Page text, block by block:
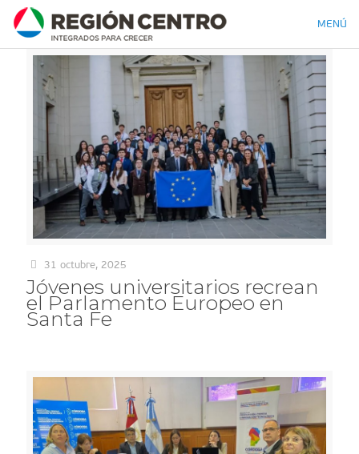
MENÚ
31 octubre, 2025
Jóvenes universitarios recrean
el Parlamento Europeo en
Santa Fe